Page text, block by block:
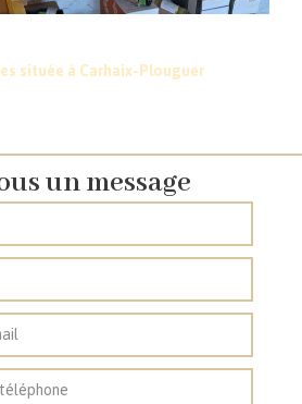
située à Carhaix-Plouguer
un message